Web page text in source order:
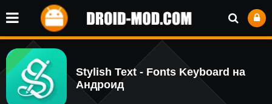
Stylish Text - Fonts Keyboard на
Андроид